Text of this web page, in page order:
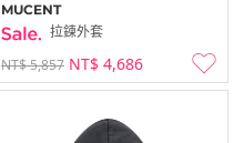
MUCENT
拉鍊外套
NT$ 5,857 NT$ 4,686